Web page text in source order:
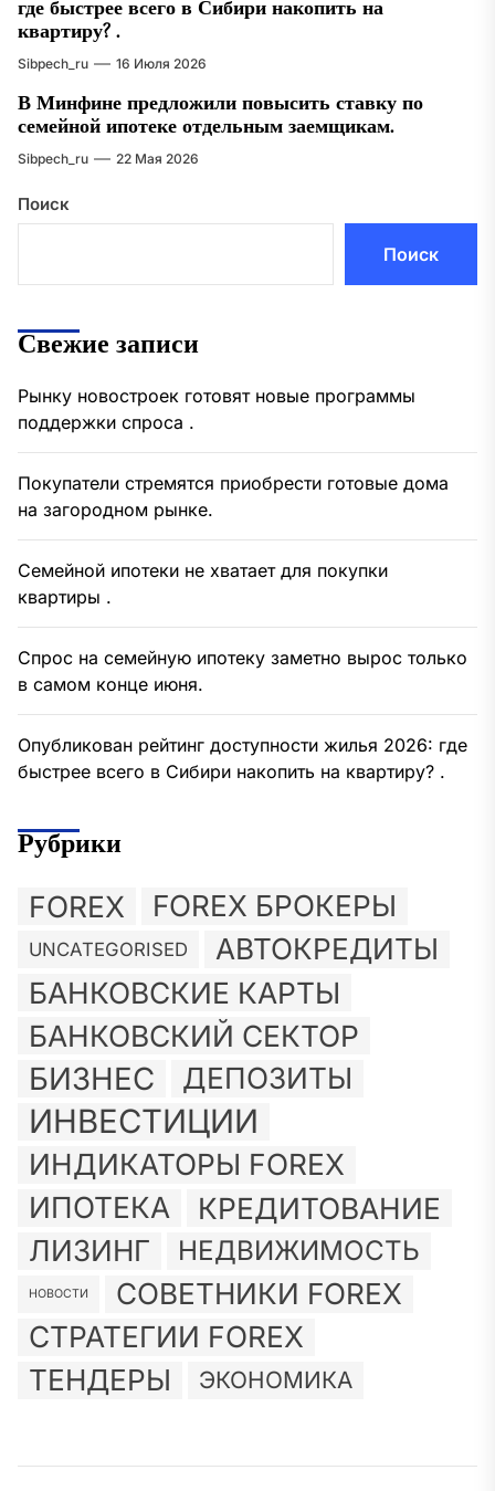
где быстрее всего в Сибири накопить на
квартиру? .
Sibpech_ru 16 Июля 2026
В Минфине предложили повысить ставку по
семейной ипотеке отдельным заемщикам.
Sibpech_ru 22 Мая 2026
Поиск
Поиск
Свежие записи
Рынку новостроек готовят новые программы
поддержки спроса .
Покупатели стремятся приобрести готовые дома
на загородном рынке.
Семейной ипотеки не хватает для покупки
квартиры .
Спрос на семейную ипотеку заметно вырос только
в самом конце июня.
Опубликован рейтинг доступности жилья 2026: где
быстрее всего в Сибири накопить на квартиру? .
Рубрики
FOREX FOREX БРОКЕРЫ
UNCATEGORISED АВТОКРЕДИТЫ
БАНКОВСКИЕ КАРТЫ
БАНКОВСКИЙ СЕКТОР
БИЗНЕС ДЕПОЗИТЫ
ИНВЕСТИЦИИ
ИНДИКАТОРЫ FOREX
ИПОТЕКА
КРЕДИТОВАНИЕ
ЛИЗИНГ НЕДВИЖИМОСТЬ
НОВОСТИ
СОВЕТНИКИ FOREX
СТРАТЕГИИ FOREX
ТЕНДЕРЫ
ЭКОНОМИКА